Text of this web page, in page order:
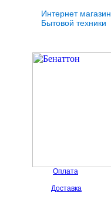
Интернет магазин
Бытовой техники
Оплата
Доставка